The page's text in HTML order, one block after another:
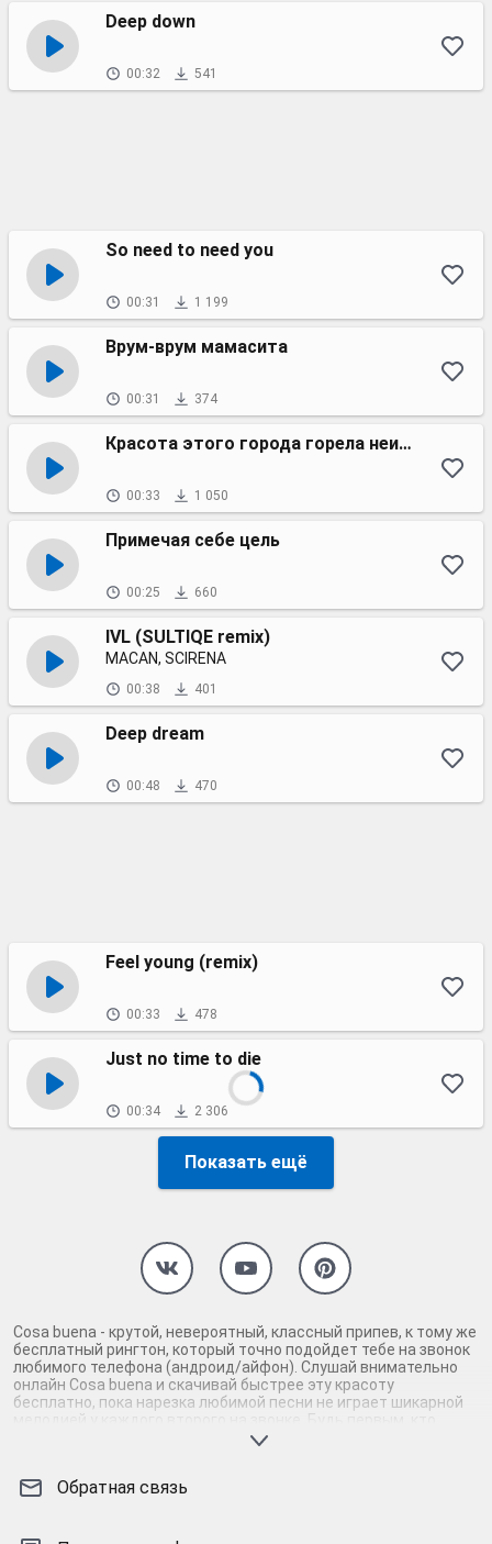
Deep down
00:32 541
So need to need you
00:31 1 199
Врум-врум мамасита
00:31 374
Красота этого города горела неистово
00:33 1 050
Примечая себе цель
00:25 660
IVL (SULTIQE remix)
MACAN, SCIRENA
00:38 401
Deep dream
00:48 470
Feel young (remix)
00:33 478
Just no time to die
00:34 2 306
Показать ещё
Cosa buena - крутой, невероятный, классный припев, к тому же
бесплатный рингтон, который точно подойдет тебе на звонок
любимого телефона (андроид/айфон). Слушай внимательно
онлайн Cosa buena и скачивай быстрее эту красоту
бесплатно, пока нарезка любимой песни не играет шикарной
мелодией у каждого второго на звонке. Будь первым, кто
скачает бесплатно сей шедевр музыки и оценит по
песни на звонок телефона, ну, или m4r мелодию на айфон
Обратная связь